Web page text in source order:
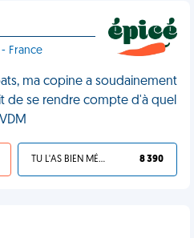
- France
ma copine a soudainement
de se rendre compte d'à quel
TU L'AS BIEN MÉRITÉ 8 390